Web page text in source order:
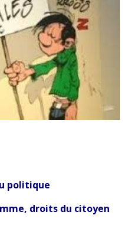
politique
droits du citoyen